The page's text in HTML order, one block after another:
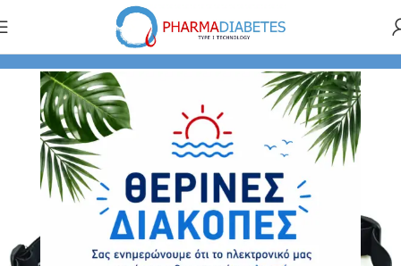
Συσκευών - Αισθητήρων Θήκες - Ζώνες Medtronic
SOLD OUT